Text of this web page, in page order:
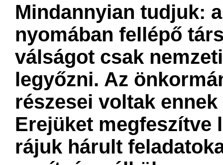
Mindannyian tudjuk:
nyomában fellépő
válságot csak
legyőzni. Az
részesei voltak
Erejüket megfeszítve
rájuk hárult